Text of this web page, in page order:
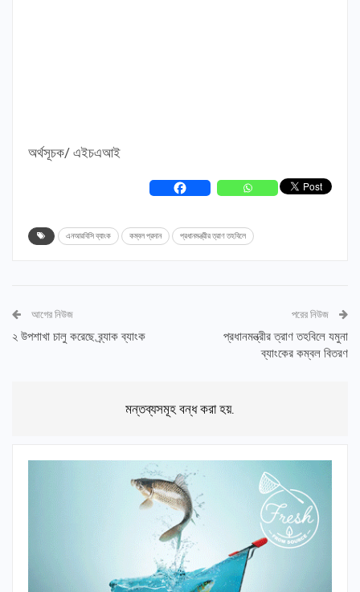
অর্থসূচক/ এইচএআই
এনআরবিসি ব্যাংক কম্বল প্রদান প্রধানমন্ত্রীর ত্রাণ তহবিলে
আগের নিউজ
২ উপশাখা চালু করেছে ব্র্যাক ব্যাংক
পরের নিউজ
প্রধানমন্ত্রীর ত্রাণ তহবিলে যমুনা
ব্যাংকের কম্বল বিতরণ
মন্তব্যসমূহ বন্ধ করা হয়.